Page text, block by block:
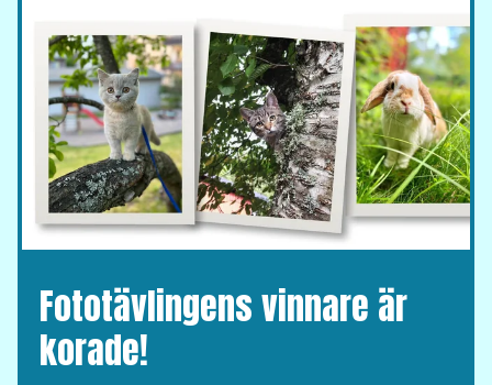
Fototävlingens vinnare är
korade!